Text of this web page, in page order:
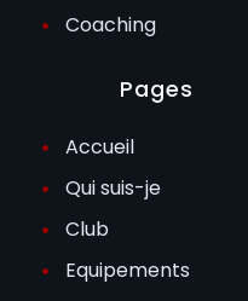
Coaching
Pages
Accueil
Qui suis-je
Club
Equipements